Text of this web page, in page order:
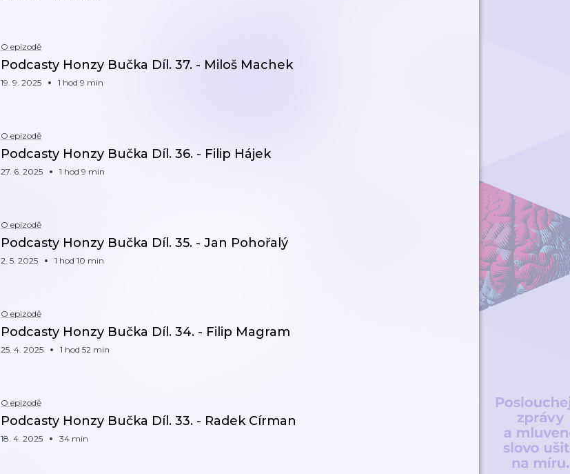
O epizodě
Podcasty Honzy Bučka Díl. 37. - Miloš Machek
19. 9. 2025 1 hod 9 min
O epizodě
Podcasty Honzy Bučka Díl. 36. - Filip Hájek
27. 6. 2025 1 hod 9 min
O epizodě
Podcasty Honzy Bučka Díl. 35. - Jan Pohořalý
2. 5. 2025 1 hod 10 min
O epizodě
Podcasty Honzy Bučka Díl. 34. - Filip Magram
25. 4. 2025 1 hod 52 min
O epizodě
Podcasty Honzy Bučka Díl. 33. - Radek Círman
18. 4. 2025 34 min